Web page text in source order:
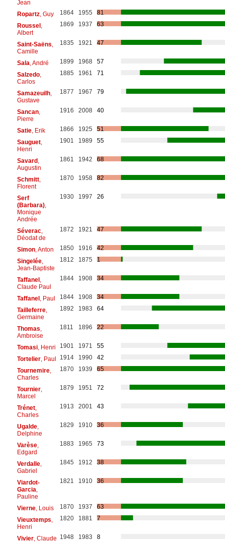
Jean
Ropartz, Guy 1864 1955
81
Roussel,
Albert
1869 1937 63
Saint-Saëns
Camille
1835 1921 47
Sala , André 1899 1968
57
Salzedo,
Carlos
1885 1961 71
Samazeuilh,
Gustave
1877 1967 79
Sancan,
Pierre
1916 2008 40
Satie, Erik 1866 1925
51
Sauguet,
Henri
1901 1989 55
Savard,
Augustin
1861 1942 68
Schmitt,
Florent
1870 1958 82
Serf
(Barbara),
Monique
Andrée
1930 1997 26
Séverac,
Déodat de
1872 1921 47
Simon, Anton 1850 1916
42
Singelée,
Jean-Baptiste
1812 1875 1
Taffanel,
Claude Paul
1844 1908 34
Taffanel, Paul 1844 1908
34
Tailleferre,
Germaine
1892 1983 64
Thomas
Ambroise
1811 1896 22
Tomasi, Henri 1901 1971
55
Tortelier, Paul 1914 1990
42
Tournemire,
Charles
1870 1939 65
Tournier,
Marcel
1879 1951 72
Trénet,
Charles
1913 2001 43
Ugalde,
Delphine
1829 1910 36
Varèse,
Edgard
1883 1965 73
Verdalle,
Gabriel
1845 1912 38
Viardot-
Garcia
Pauline
1821 1910 36
Vierne, Louis 1870 1937
63
Vieuxtemps
Henri
1820 1881 7
Vivier, Claude 1948 1983
8